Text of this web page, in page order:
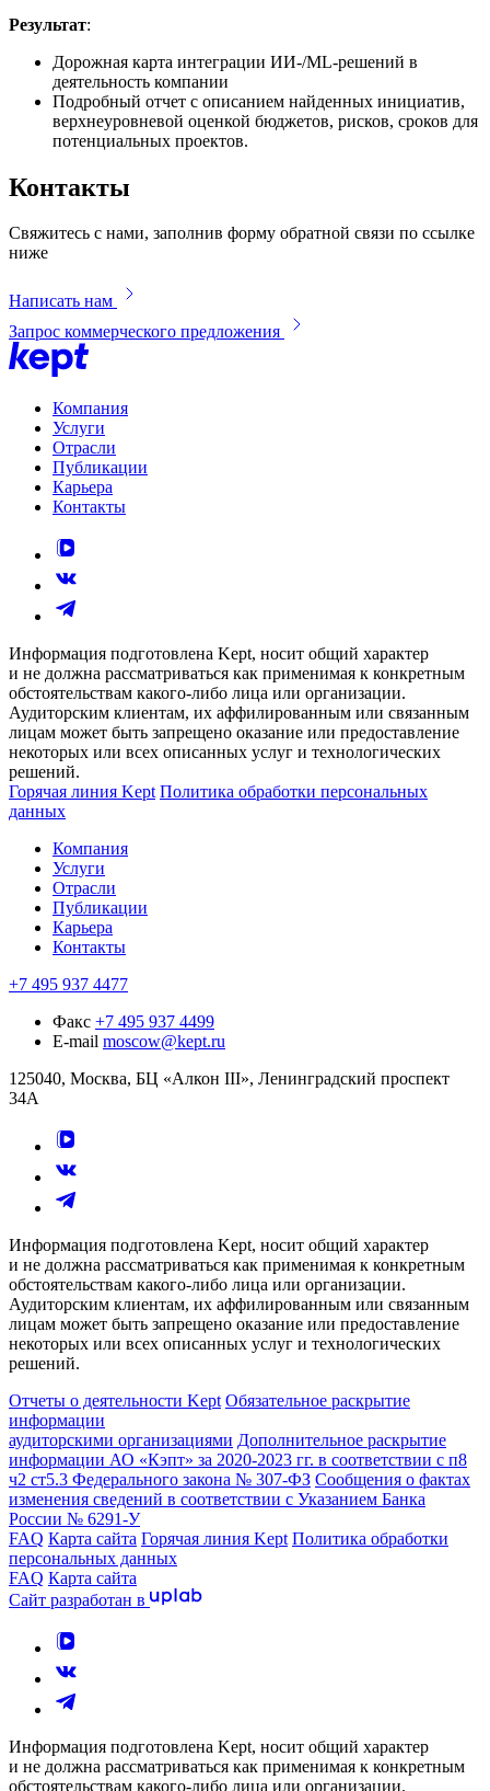
Результат:
Дорожная карта интеграции ИИ-/ML-решений в
деятельность компании
Подробный отчет с описанием найденных инициатив,
верхнеуровневой оценкой бюджетов, рисков, сроков для
потенциальных проектов.
Контакты
Свяжитесь с нами, заполнив форму обратной связи по ссылке
ниже
Написать нам
Запрос коммерческого предложения
Компания
Услуги
Отрасли
Публикации
Карьера
Контакты
Информация подготовлена Kept, носит общий характер
и не должна рассматриваться как применимая к конкретным
обстоятельствам какого-либо лица или организации.
Аудиторским клиентам, их аффилированным или связанным
лицам может быть запрещено оказание или предоставление
некоторых или всех описанных услуг и технологических
решений.
Горячая линия Kept Политика обработки персональных
данных
Компания
Услуги
Отрасли
Публикации
Карьера
Контакты
+7 495 937 4477
Факс +7 495 937 4499
E-mail moscow@kept.ru
125040, Москва, БЦ «Алкон III», Ленинградский проспект
34А
Информация подготовлена Kept, носит общий характер
и не должна рассматриваться как применимая к конкретным
обстоятельствам какого-либо лица или организации.
Аудиторским клиентам, их аффилированным или связанным
лицам может быть запрещено оказание или предоставление
некоторых или всех описанных услуг и технологических
решений.
Отчеты о деятельности Kept Обязательное раскрытие
информации
аудиторскими организациями Дополнительное раскрытие
информации АО «Кэпт» за 2020-2023 гг. в соответствии с п8
ч2 ст5.3 Федерального закона № 307-ФЗ Сообщения о фактах
изменения сведений в соответствии с Указанием Банка
России № 6291-У
FAQ Карта сайта Горячая линия Kept Политика обработки
персональных данных
FAQ Карта сайта
Сайт разработан в
Информация подготовлена Kept, носит общий характер
и не должна рассматриваться как применимая к конкретным
обстоятельствам какого-либо лица или организации.